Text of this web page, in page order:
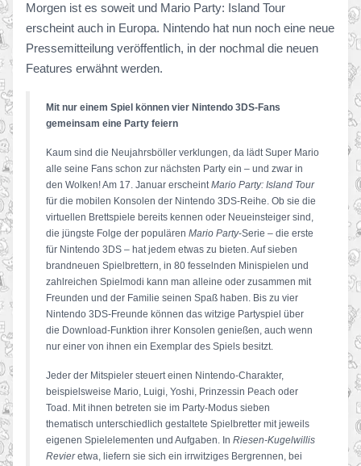
Morgen ist es soweit und Mario Party: Island Tour
erscheint auch in Europa. Nintendo hat nun noch eine neue
Pressemitteilung veröffentlich, in der nochmal die neuen
Features erwähnt werden.
Mit nur einem Spiel können vier Nintendo 3DS-Fans
gemeinsam eine Party feiern
Kaum sind die Neujahrsböller verklungen, da lädt Super Mario
alle seine Fans schon zur nächsten Party ein – und zwar in
den Wolken! Am 17. Januar erscheintMario Party: Island Tour
für die mobilen Konsolen der Nintendo 3DS-Reihe. Ob sie die
virtuellen Brettspiele bereits kennen oder Neueinsteiger sind,
die jüngste Folge der populären Mario Party-Serie – die erste
für Nintendo 3DS – hat jedem etwas zu bieten. Auf sieben
brandneuen Spielbrettern, in 80 fesselnden Minispielen und
zahlreichen Spielmodi kann man alleine oder zusammen mit
Freunden und der Familie seinen Spaß haben. Bis zu vier
Nintendo 3DS-Freunde können das witzige Partyspiel über
die Download-Funktion ihrer Konsolen genießen, auch wenn
nur einer von ihnen ein Exemplar des Spiels besitzt.
Jeder der Mitspieler steuert einen Nintendo-Charakter,
beispielsweise Mario, Luigi, Yoshi, Prinzessin Peach oder
Toad. Mit ihnen betreten sie im Party-Modus sieben
thematisch unterschiedlich gestaltete Spielbretter mit jeweils
eigenen Spielelementen und Aufgaben. In Riesen-Kugelwillis
Revieretwa, liefern sie sich ein irrwitziges Bergrennen, bei